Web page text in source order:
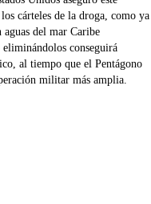
cárteles de la droga, como ya
aguas del mar Caribe
conseguirá
al tiempo que el Pentágono
militar más amplia.